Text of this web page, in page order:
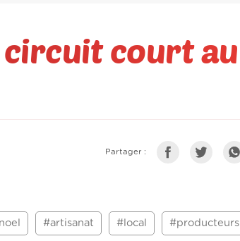
circuit court au
Partager :
#artisanat #local #producteurs